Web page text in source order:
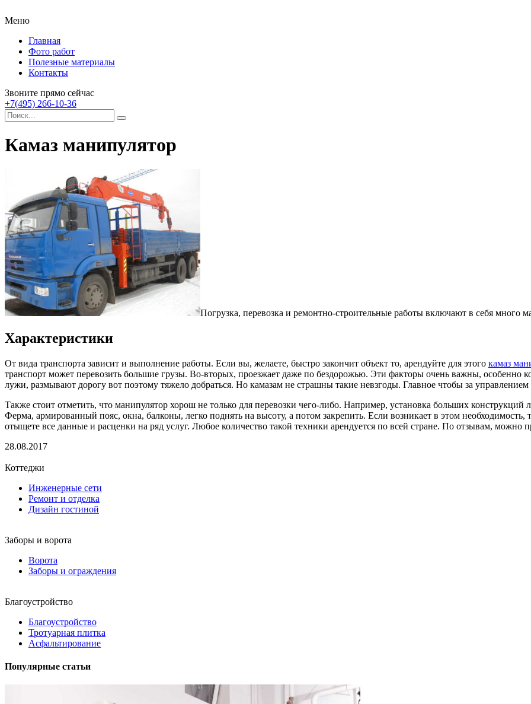
Меню
Главная
Фото работ
Полезные материалы
Контакты
Звоните прямо сейчас
+7(495) 266-10-36
Камаз манипулятор
Погрузка, перевозка и ремонтно-строительные работы включают в себя много
Характеристики
От вида транспорта зависит и выполнение работы. Если вы, желаете, быстро закончит объект то, арендуйте для этого камаз
транспорт может перевозить большие грузы. Во-вторых, проезжает даже по бездорожью. Эти факторы очень важны, особенно
лужи, размывают дорогу вот поэтому тяжело добраться. Но камазам не страшны такие невзгоды. Главное чтобы за
Также стоит отметить, что манипулятор хорош не только для перевозки чего-либо. Например, установка больших конструкций
Ферма, армированный пояс, окна, балконы, легко поднять на высоту, а потом закрепить. Если возникает в этом
отыщете все данные и расценки на ряд услуг. Любое количество такой техники арендуется по всей стране. По отзывам, можно
28.08.2017
Коттеджи
Инженерные сети
Ремонт и отделка
Дизайн гостиной
Заборы и ворота
Ворота
Заборы и ограждения
Благоустройство
Благоустройство
Тротуарная плитка
Асфальтирование
Популярные статьи